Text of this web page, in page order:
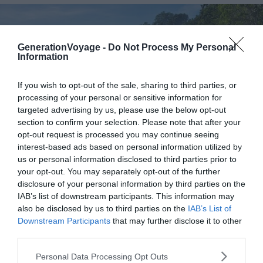
GenerationVoyage - Do Not Process My Personal
Information
If you wish to opt-out of the sale, sharing to third parties, or
processing of your personal or sensitive information for
targeted advertising by us, please use the below opt-out
section to confirm your selection. Please note that after your
opt-out request is processed you may continue seeing
interest-based ads based on personal information utilized by
us or personal information disclosed to third parties prior to
your opt-out. You may separately opt-out of the further
disclosure of your personal information by third parties on the
IAB’s list of downstream participants. This information may
also be disclosed by us to third parties on the IAB’s List of
Downstream Participants that may further disclose it to other
Personal Data Processing Opt Outs
Flickr – U.S. Pacific Command
Ce pays situé proche de la Papouasie-Nouvelle-Guinée
détenait une force paramilitaire jusqu’à ce qu’un lourd